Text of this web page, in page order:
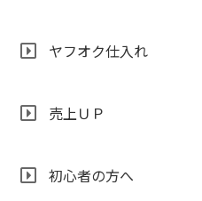
ヤフオク仕入れ
売上ＵＰ
初心者の方へ